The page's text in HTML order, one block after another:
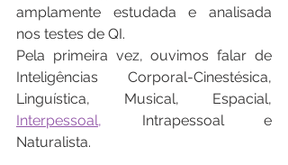
amplamente estudada e analisada
nos testes de QI.
Pela primeira vez, ouvimos falar de
Inteligências Corporal-Cinestésica,
Interpessoal, Intrapessoal e
Naturalista.